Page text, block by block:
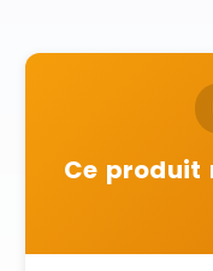
Ce produit